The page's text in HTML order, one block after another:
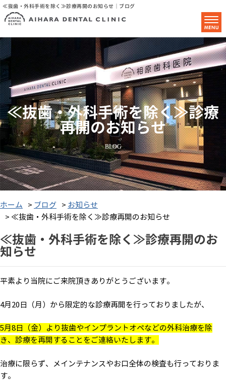
≪抜歯・外科手術を除く≫診療再開のお知らせ｜ブログ
≪抜歯・外科手術を除く≫診療
再開のお知らせ
BLOG
ホーム > ブログ > お知らせ
> ≪抜歯・外科手術を除く≫診療再開のお知らせ
≪抜歯・外科手術を除く≫診療再開のお
知らせ
平素より当院にご来院頂きありがとうございます。
4月20日（月）から限定的な診療再開を行っておりましたが、
5月8日（金）より抜歯やインプラントオペなどの外科治療を除
き、診療を再開することをご連絡いたします。
治療に限らず、メインテナンスやお口全体の検査も行っておりま
す。